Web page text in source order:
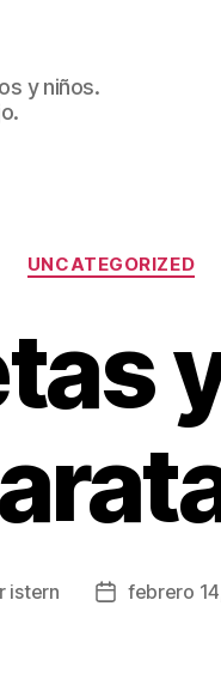
y niños.
Categorías
UNCATEGORIZED
istern
Fecha
febrero